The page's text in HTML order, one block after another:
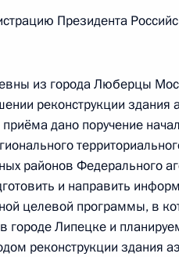
Федерации
территориального
Президента
года
Президента
Президента
из города Люберцы
реконструкции здания
дано поручение
районов Федерального
и направить
целевой программы, в
городе Липецке и
реконструкции здания